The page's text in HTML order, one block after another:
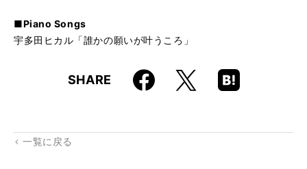
■Piano Songs
宇多田ヒカル「誰かの願いが叶うころ」
SHARE Faceboo
k
X
Hatena
Boo
一覧に戻る